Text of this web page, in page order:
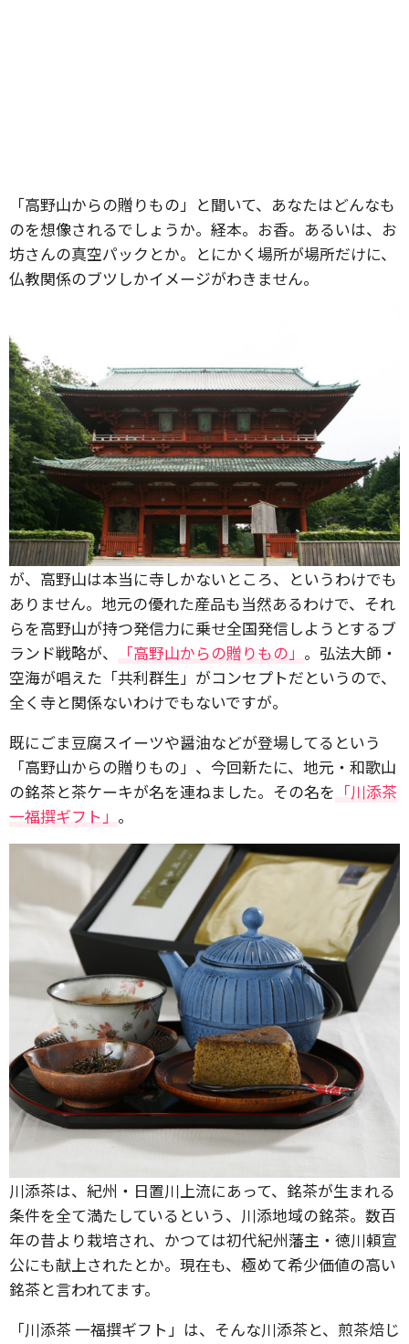
「高野山からの贈りもの」と聞いて、あなたはどんなも
のを想像されるでしょうか。経本。お香。あるいは、お
坊さんの真空パックとか。とにかく場所が場所だけに、
仏教関係のブツしかイメージがわきません。
が、高野山は本当に寺しかないところ、というわけでも
ありません。地元の優れた産品も当然あるわけで、それ
らを高野山が持つ発信力に乗せ全国発信しようとするブ
ランド戦略が、
「高野山からの贈りもの」 。弘法大師・
空海が唱えた「共利群生」がコンセプトだというので、
全く寺と関係ないわけでもないですが。
既にごま豆腐スイーツや醤油などが登場してるという
「高野山からの贈りもの」、今回新たに、地元・和歌山
の銘茶と茶ケーキが名を連ねました。その名を 「川添茶
一福撰ギフト」 。
川添茶は、紀州・日置川上流にあって、銘茶が生まれる
条件を全て満たしているという、川添地域の銘茶。数百
年の昔より栽培され、かつては初代紀州藩主・徳川頼宣
公にも献上されたとか。現在も、極めて希少価値の高い
銘茶と言われてます。
「川添茶 一福撰ギフト」は、そんな川添茶と、煎茶焙じ